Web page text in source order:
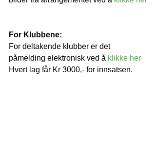
For Klubbene:
For deltakende klubber er det
påmelding elektronisk ved å klikke her
Hvert lag får Kr 3000,- for innsatsen.